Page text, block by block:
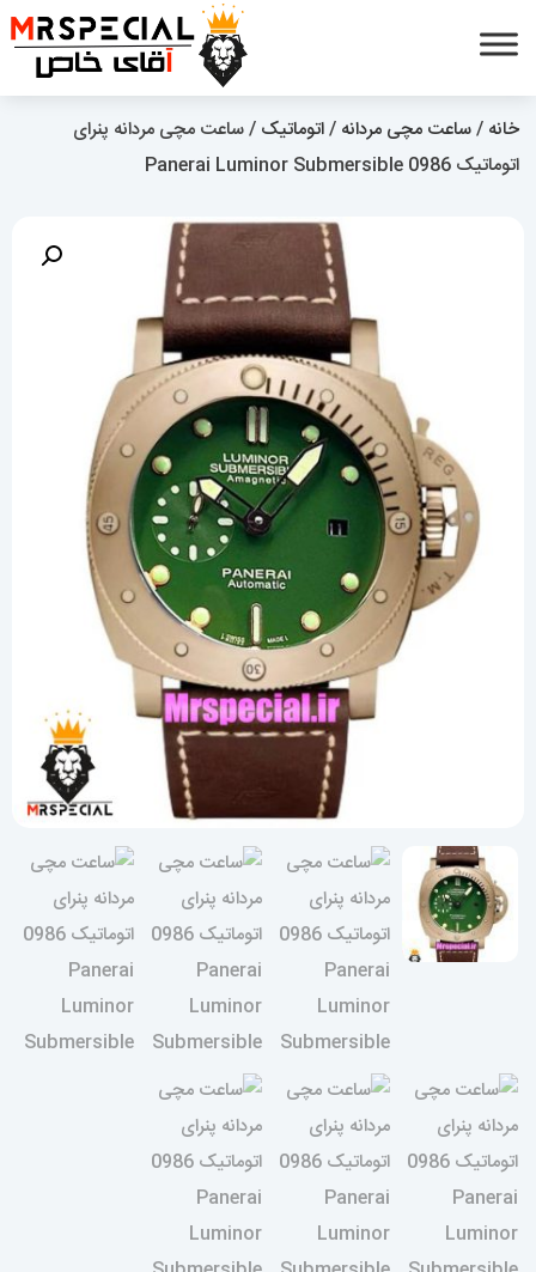
خانه /ساعت مچی مردانه /اتوماتیک / ساعت مچی مردانه پنرای
اتوماتیک 0986 Panerai Luminor Submersible